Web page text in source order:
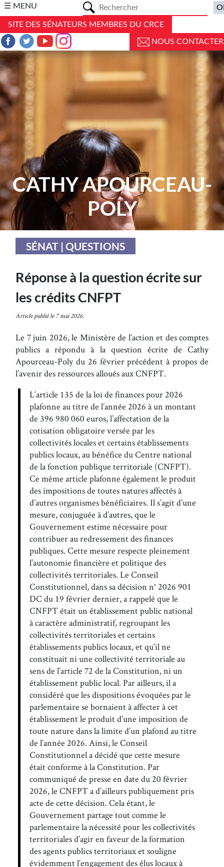
☰ MENU
SITE DES SÉNATEURS MEMBRES DU CRCE
NOUS CONTACTER
CATHY APOURCEAU-
POLY
SÉNAT | QUESTIONS
Réponse à la question écrite sur
les crédits CNFPT
Article publié le 7 mai 2026.
Le 7 juin 2026, le Ministère de l’action et des comptes
publics a répondu à la question écrite de Cathy
Apourceau-Poly du 26 février précédent à propos de
l’avenir des ressources alloués aux CNFPT.
L’article 135 de la loi de finances pour 2026
plafonne au titre de l’année 2026 à un montant
de 396 980 060 euros, l’affectation de la
cotisation obligatoire versée par les
collectivités locales et certains établissements
publics locaux, au bénéfice du Centre national
de la fonction publique territoriale (CNFPT).
Ce même article plafonne également le produit
des impositions de toutes natures affectés à
d’autres organismes bénéficiaires. Il s’agit d’une
mesure, conjuguée à d’autres, que le
Gouvernement estime nécessaire pour
contribuer au redressement des finances
publiques. Cette mesure respecte pleinement
l’autonomie financière et politique des
collectivités territoriales. Le Conseil
Constitutionnel, dans sa décision n° 2026 901
DC du 19 février dernier, a rappelé que le
CNFPT était un établissement public national
à caractère administratif, regroupant les
collectivités territoriales et certains
établissements publics locaux, et qu’il ne
constituait ni une collectivité territoriale au
sens de l’article 72 de la Constitution, ni un
établissement public local. Par ailleurs, il a
considéré que les dispositions évoquées par le
parlementaire se bornaient à affecter à cet
établissement le produit d’une imposition de
toute nature dans la limite d’un plafond au titre
de l’année 2026. Ainsi, le Conseil
Constitutionnel a décidé que cette mesure
était conforme à la Constitution. Par
communiqué de presse en date du 20 février
2026, le CNFPT a d’ailleurs publiquement pris
acte de cette décision. Cela étant, le
Gouvernement partage tout comme le
parlementaire la nécessité pour les collectivités
territoriales d’agir en faveur de la formation
des agents publics territoriaux et souligne
évidemment l’engagement des élus locaux à